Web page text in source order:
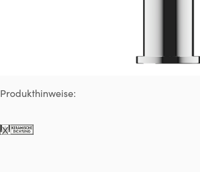
Produkthinweise: